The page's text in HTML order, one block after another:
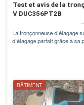
Test et avis de la
V DUC356PT2B
La tronçonneuse d’élagage
d’élagage parfait grâce à
BÂTIMENT